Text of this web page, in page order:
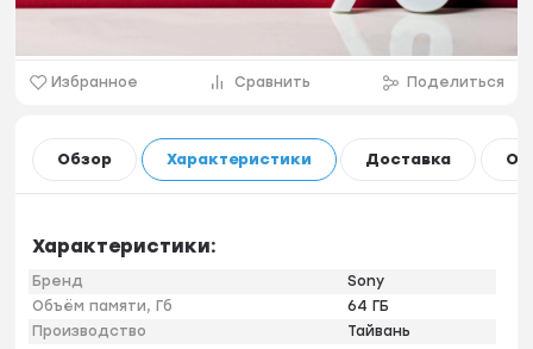
Избранное Сравнить Поделиться
Обзор Характеристики Доставка
Характеристики:
Бренд
Sony
Объём памяти, Гб
64 ГБ
Производство
Тайвань